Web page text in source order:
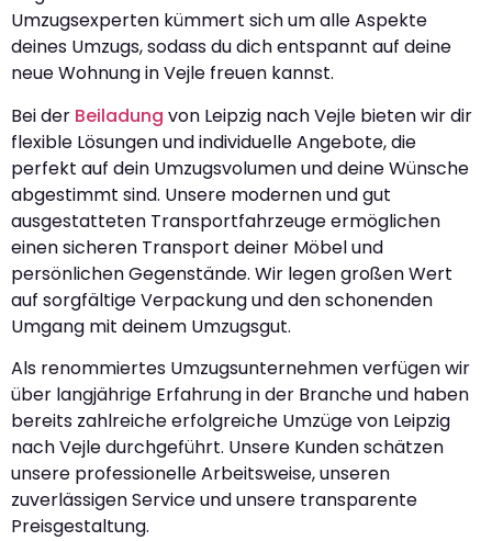
Umzugsexperten kümmert sich um alle Aspekte
deines Umzugs, sodass du dich entspannt auf deine
neue Wohnung in Vejle freuen kannst.
Bei der Beiladung von Leipzig nach Vejle bieten wir dir
flexible Lösungen und individuelle Angebote, die
perfekt auf dein Umzugsvolumen und deine Wünsche
abgestimmt sind. Unsere modernen und gut
ausgestatteten Transportfahrzeuge ermöglichen
einen sicheren Transport deiner Möbel und
persönlichen Gegenstände. Wir legen großen Wert
auf sorgfältige Verpackung und den schonenden
Umgang mit deinem Umzugsgut.
Als renommiertes Umzugsunternehmen verfügen wir
über langjährige Erfahrung in der Branche und haben
bereits zahlreiche erfolgreiche Umzüge von Leipzig
nach Vejle durchgeführt. Unsere Kunden schätzen
unsere professionelle Arbeitsweise, unseren
zuverlässigen Service und unsere transparente
Preisgestaltung.